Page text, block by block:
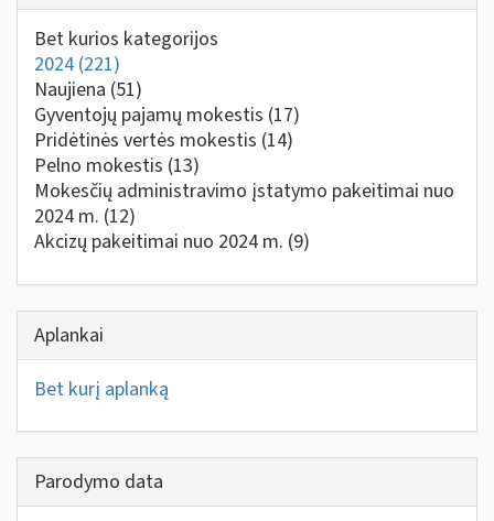
Bet kurios kategorijos
2024 (221)
Naujiena (51)
Gyventojų pajamų mokestis (17)
Pridėtinės vertės mokestis (14)
Pelno mokestis (13)
Mokesčių administravimo įstatymo pakeitimai nuo
2024 m. (12)
Akcizų pakeitimai nuo 2024 m. (9)
Aplankai
Bet kurį aplanką
Parodymo data